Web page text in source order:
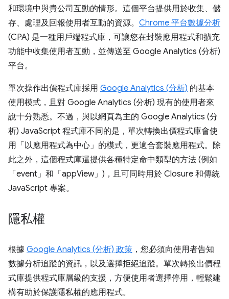
和環境中與貴公司互動的情形。這個平台提供用於收集、儲
存、處理及回報使用者互動的資源。 Chrome 平台數據分析
(CPA) 是一種用戶端程式庫，可讓您在封裝應用程式和擴充
功能中收集使用者互動，並傳送至 Google Analytics (分析)
平台。
單次操作出價程式庫採用 Google Analytics (分析) 的基本
使用模式，且對 Google Analytics (分析) 現有的使用者來
說十分熟悉。不過，與以網頁為主的 Google Analytics (分
析) JavaScript 程式庫不同的是，單次轉換出價程式庫會使
用「以應用程式為中心」的模式，更適合套裝應用程式。除
此之外，這個程式庫還提供各種特定命中類型的方法 (例如
「event」和「appView」)，且可同時用於 Closure 和傳統
JavaScript 專案。
隱私權
根據 Google Analytics (分析) 政策 ，您必須向使用者告知
數據分析追蹤的資訊，以及選擇拒絕追蹤。單次轉換出價程
式庫提供程式庫層級的支援，方便使用者選擇停用，輕鬆建
構有助於保護隱私權的應用程式。